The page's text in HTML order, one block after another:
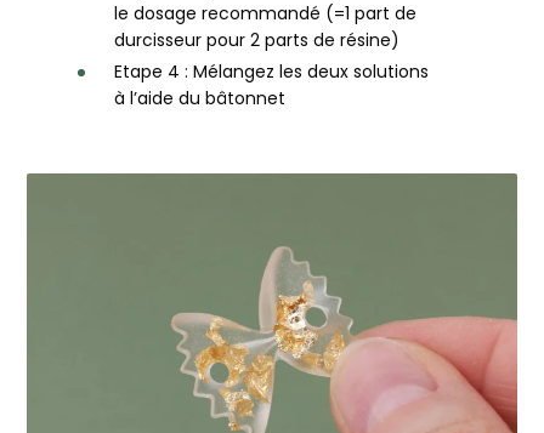
le dosage recommandé (=1 part de
durcisseur pour 2 parts de résine)
Etape 4 : Mélangez les deux solutions
à l’aide du bâtonnet